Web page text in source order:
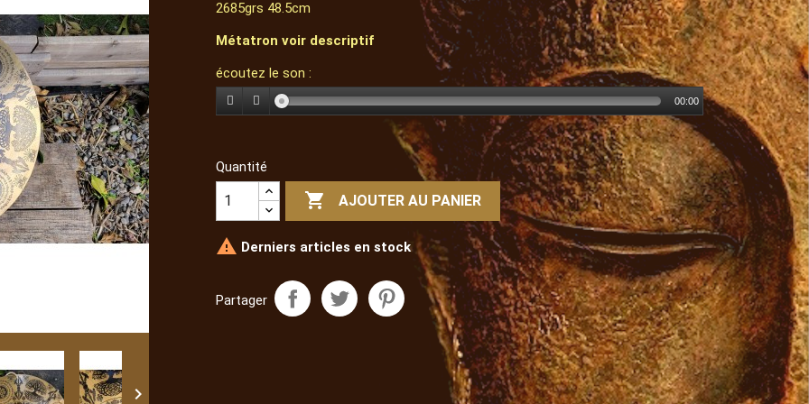

2685grs 48.5cm
Métatron voir descriptif
écoutez le son :
00:00
Quantité
 AJOUTER AU PANIER
 Derniers articles en stock
Partager